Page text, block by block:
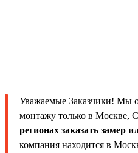
Уважаемые Заказчики! Мы
монтажу только в Москве,
регионах заказать замер
компания находится в